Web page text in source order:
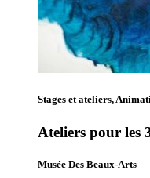
Stages et ateliers,
Ateliers pour les
Musée Des Beaux-Arts